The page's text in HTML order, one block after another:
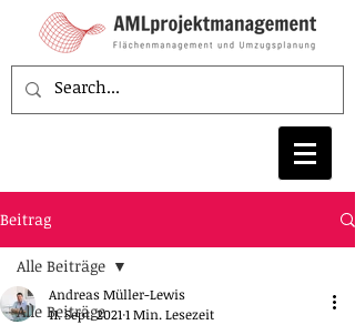
Beitrag
Alle Beiträge
Alle Beiträge
Andreas Müller-Lewis
11. Sept. 2021 1 Min. Lesezeit